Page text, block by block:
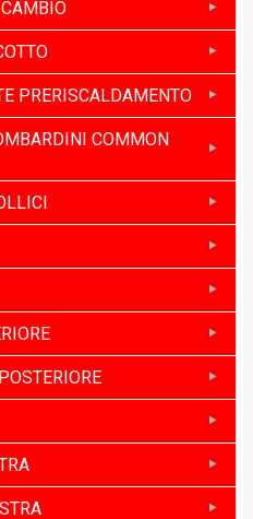
PRERISCALDAMENTO
COMMON